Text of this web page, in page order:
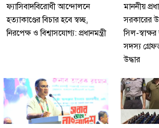
ফ্যাসিবাদবিরোধী আন্দোলনে
হত্যাকাণ্ডের বিচার হবে স্বচ্ছ,
নিরপেক্ষ ও বিশ্বাসযোগ্য: প্রধানমন্ত্রী
মাননীয়
সরকারের
সিল-
সদস্য
উদ্ধার